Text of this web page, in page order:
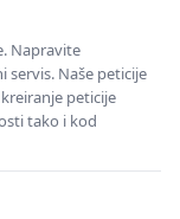
Napravite
servis. Naše peticije
peticije
tako i kod